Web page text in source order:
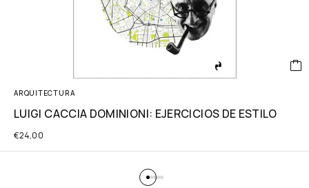
ARQUITECTURA
LUIGI CACCIA DOMINIONI: EJERCICIOS DE ESTILO
€24,00